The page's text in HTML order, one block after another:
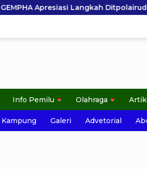
Polda Papua Barat Daya
Info Pemilu Olahraga
Kampung Galeri Advetorial